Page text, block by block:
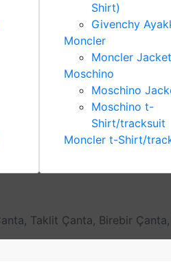
Shirt)
Givenchy
Moncler
Moncler Jacket
Moschino
Moschino
Moschino t-
Shirt/tracksuit
Moncler t-Shirt/
Taklit Çanta, Birebir